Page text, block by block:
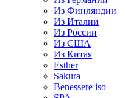
Из Финляндии
Из Италии
Из России
Из США
Из Китая
Esther
Sakura
Benessere iso